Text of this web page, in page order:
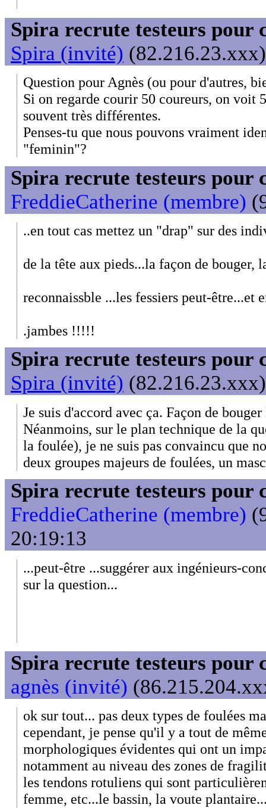
Spira recrute testeurs pour
Spira (invité)
Question pour Agnès (ou pour d'autres,
Si on regarde courir 50 coureurs, on voit
souvent très différentes.
Penses-tu que nous pouvons vraiment
"feminin"?
Spira recrute testeurs pour
FreddieCatherine (membre)
..en tout cas mettez un "drap" sur des
de la tête aux pieds...la façon de bouger,
reconnaissble ...les fessiers peut-être...et
.jambes !!!!!
Spira recrute testeurs pour
Spira (invité)
Je suis d'accord avec ça. Façon de
Néanmoins, sur le plan technique de la
la foulée), je ne suis pas convaincu que
deux groupes majeurs de foulées, un
Spira recrute testeurs pour
FreddieCatherine (membre)
20:19:13
...peut-être ...suggérer aux ingénieurs-
sur la question...
Spira recrute testeurs pour
agnès (invité)
ok sur tout... pas deux types de foulées
cependant, je pense qu'il y a tout de
morphologiques évidentes qui ont un
notamment au niveau des zones de
les tendons rotuliens qui sont
femme, etc...le bassin, la voute